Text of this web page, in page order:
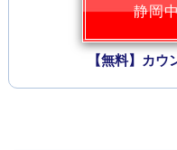
静岡
【無料】カウ